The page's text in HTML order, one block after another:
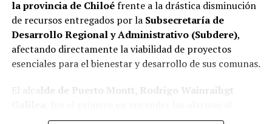
la provincia de Chiloéfrente a la drástica disminución
de recursos entregados por la Subsecretaría de
Desarrollo Regional y Administrativo (Subdere),
afectando directamente la viabilidad de proyectos
esenciales para el bienestar y desarrollo de sus comunas.
El alca lde de Puerto Montt, Rodrigo Wainraihgt
denunciar públicamente que la Subdere no cuenta con